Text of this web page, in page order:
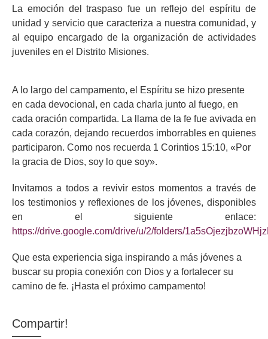
La emoción del traspaso fue un reflejo del espíritu de
unidad y servicio que caracteriza a nuestra comunidad, y
al equipo encargado de la organización de actividades
juveniles en el Distrito Misiones.
A lo largo del campamento, el Espíritu se hizo presente
en cada devocional, en cada charla junto al fuego, en
cada oración compartida. La llama de la fe fue avivada en
cada corazón, dejando recuerdos imborrables en quienes
participaron. Como nos recuerda 1 Corintios 15:10, «Por
la gracia de Dios, soy lo que soy».
Invitamos a todos a revivir estos momentos a través de
los testimonios y reflexiones de los jóvenes, disponibles
en el siguiente enlace:
https://drive.google.com/drive/u/2/folders/
Que esta experiencia siga inspirando a más jóvenes a
buscar su propia conexión con Dios y a fortalecer su
camino de fe. ¡Hasta el próximo campamento!
Compartir!